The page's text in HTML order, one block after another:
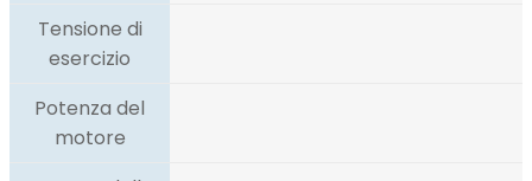
Tensione di
esercizio
Potenza del
motore